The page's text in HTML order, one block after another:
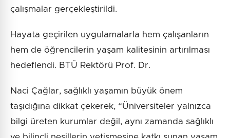
çalışmalar gerçekleştirildi.
Hayata geçirilen uygulamalarla hem çalışanların
hem de öğrencilerin yaşam kalitesinin artırılması
hedeflendi. BTÜ Rektörü Prof. Dr.
Naci Çağlar, sağlıklı yaşamın büyük önem
taşıdığına dikkat çekerek, “Üniversiteler yalnızca
bilgi üreten kurumlar değil, aynı zamanda sağlıklı